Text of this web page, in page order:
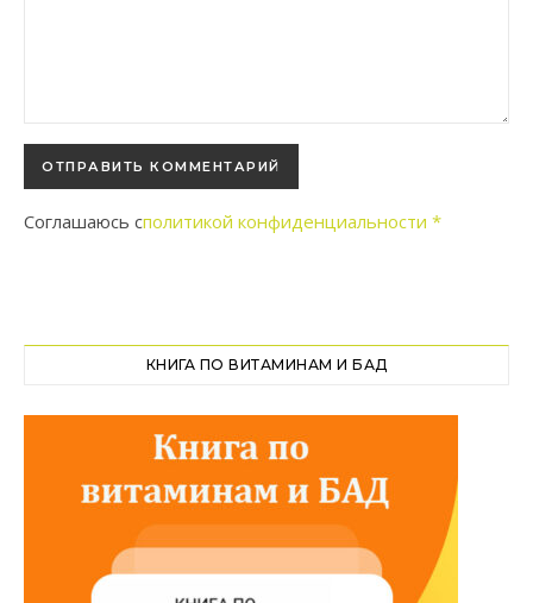
Соглашаюсь сполитикой конфиденциальности *
КНИГА ПО ВИТАМИНАМ И БАД